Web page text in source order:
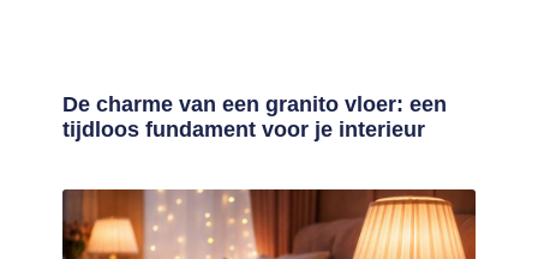
De charme van een granito vloer: een
tijdloos fundament voor je interieur